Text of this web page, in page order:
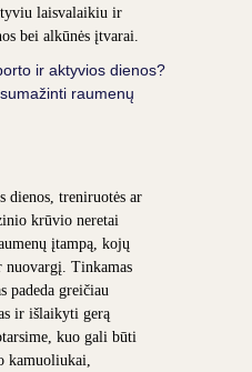
laisvalaikiu ir
bei alkūnės įtvarai.
ir aktyvios dienos?
raumenų
dienos, treniruotės ar
krūvio neretai
įtampą, kojų
nuovargį. Tinkamas
padeda greičiau
ir išlaikyti gerą
kuo gali būti
kamuoliukai,